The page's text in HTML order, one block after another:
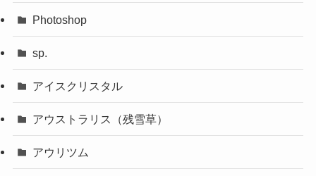
Photoshop
sp.
アイスクリスタル
アウストラリス（残雪草）
アウリツム